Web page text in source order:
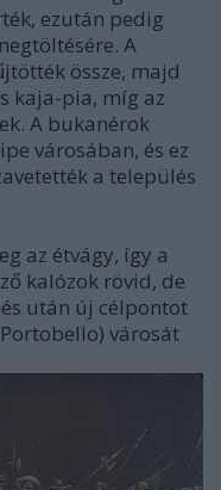
ezután pedig
A
össze, majd
kaja-pia, míg az
A bukanérok
városában, és ez
a település
az étvágy, így a
kalózok rövid, de
után új célpontot
városát